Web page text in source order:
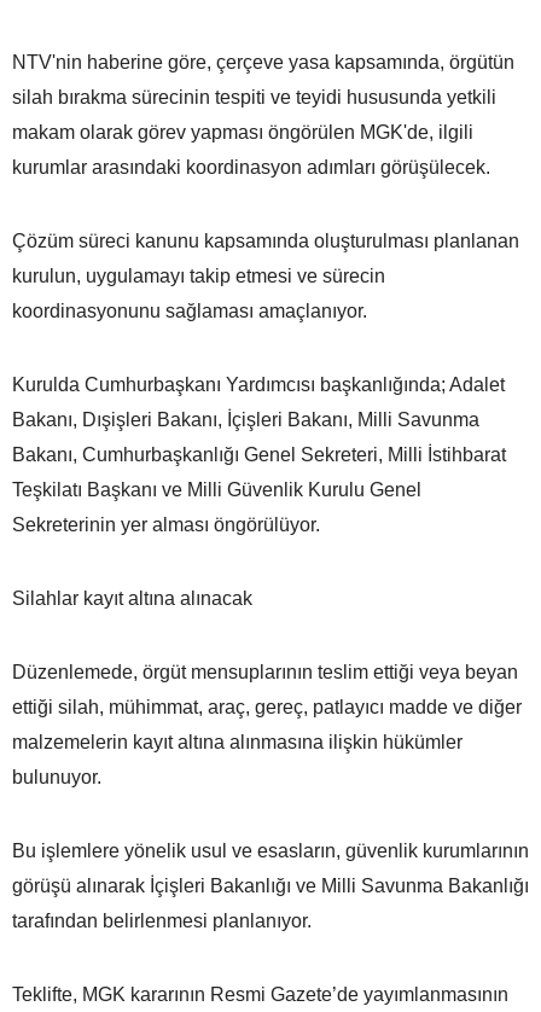
NTV'nin haberine göre, çerçeve yasa kapsamında, örgütün
silah bırakma sürecinin tespiti ve teyidi hususunda yetkili
makam olarak görev yapması öngörülen MGK'de, ilgili
kurumlar arasındaki koordinasyon adımları görüşülecek.
Çözüm süreci kanunu kapsamında oluşturulması planlanan
kurulun, uygulamayı takip etmesi ve sürecin
koordinasyonunu sağlaması amaçlanıyor.
Kurulda Cumhurbaşkanı Yardımcısı başkanlığında; Adalet
Bakanı, Dışişleri Bakanı, İçişleri Bakanı, Milli Savunma
Bakanı, Cumhurbaşkanlığı Genel Sekreteri, Milli İstihbarat
Teşkilatı Başkanı ve Milli Güvenlik Kurulu Genel
Sekreterinin yer alması öngörülüyor.
Silahlar kayıt altına alınacak
Düzenlemede, örgüt mensuplarının teslim ettiği veya beyan
ettiği silah, mühimmat, araç, gereç, patlayıcı madde ve diğer
malzemelerin kayıt altına alınmasına ilişkin hükümler
bulunuyor.
Bu işlemlere yönelik usul ve esasların, güvenlik kurumlarının
görüşü alınarak İçişleri Bakanlığı ve Milli Savunma Bakanlığı
tarafından belirlenmesi planlanıyor.
Teklifte, MGK kararının Resmi Gazete’de yayımlanmasının